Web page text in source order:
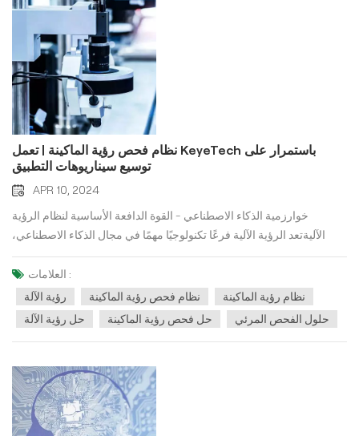
نظام فحص رؤية الماكينة | تعمل KeyeTech باستمرار على
توسيع سيناريوهات التطبيق
APR 10, 2024
خوارزمية الذكاء الاصطناعي - القوة الدافعة الأساسية لنظام الرؤية
الآليةتعد الرؤية الآلية فرعًا تكنولوجيًا مهمًا في مجال الذكاء الاصطناعي،
ويكمن مفتاحها في زرع "عيون الإنسان ودماغه" في الآلات.توفر خوارزميات
الذكاء الاصطناعي القوة الدافعة الأساسية الداخلية لـ نظام فحص رؤية الآلة.
بغض النظر عن التطبيق في أي سيناريو، تحتاج الرؤية الآلية إلى التفكير
والحكم وتنفيذ الإجراءات مثل البشر. توفر خوارزميات الذكاء الاصطناعي
دعمًا أساسيًا لمنطق البيانات لرؤية الآلة، بما في ذلك الصعوبات في تنفيذ
عليها، والأداء في الوقت الفعلي وموارد الحوسبة، والقدرة على تعميم
النموذج. ومع الزيادة المستمرة في الاستثمار في البحث والتطوير وتحديث
أنظمة الخوارزميات، تم التغلب على هذه الصعوبات تدريجياً. التوسيع
المستمر لسيناريوهات التطبيق من التقليدي إلى الابتكاربدعم من
العلامات :
رؤية الآلة
نظام فحص رؤية الماكينة
نظام رؤية الماكينة
حل رؤية الآلة
حل فحص رؤية الماكينة حلول الفحص المرئي